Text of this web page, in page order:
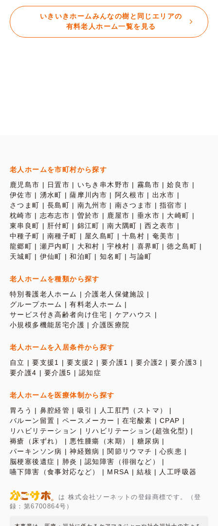
いきいきホームみんなの樹と同じエリアの
有料老人ホーム一覧を見る
老人ホームを市町村から探す
鹿児島市
日置市 いちき串木野市 霧島市
姶良市
伊佐市
湧水町 薩摩川内市 阿久根市
出水市
さつま町
長島町 南九州市 南さつま市
指宿市
枕崎市
志布志市 曽於市 鹿屋市 垂水市
大崎町
東串良町
肝付町 錦江町 南大隅町
西之表市
中種子町
南種子町 屋久島町 十島村
奄美市
龍郷町
瀬戸内町 大和村 宇検村 喜界町
徳之島町
天城町
伊仙町 和泊町 知名町 与論町
老人ホームを種類から探す
特別養護老人ホーム
介護老人保健施設
グループホーム
有料老人ホーム
サービス付き高齢者向け住宅
ケアハウス
小規模多機能居宅介護
介護医療院
老人ホームを入居条件から探す
自立
要支援1 要支援2 要介護1 要介護2
要介護3
要介護4
要介護5 認知症
老人ホームを医療体制から探す
胃ろう
鼻腔経管 吸引
人工肛門（ストマ）
バルーン留置
ペースメーカー 在宅酸素
CPAP
リハビリテーション
リハビリテーション(超強化型)
褥瘡（床ずれ）
悪性腫瘍（末期）
糖尿病
パーキンソン病
神経難病 関節リウマチ
心疾患
脳梗塞後遺症
肺炎
認知障害（徘徊など）
嚥下障害（食事対応など）
MRSA 結核 人工呼吸器
は 株式会社ソーネットの登録商標です。（登
録：第6700864号）